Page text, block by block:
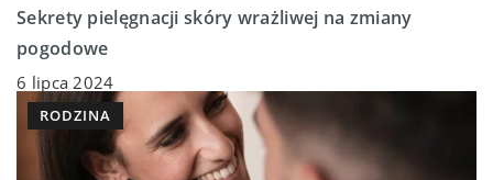
Sekrety pielęgnacji skóry wrażliwej na zmiany
pogodowe
6 lipca 2024
RODZINA